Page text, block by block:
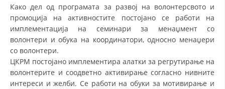
ДЕЈСТВУВАЊЕ
ПРИРАЧНИЦИ
СТРАТЕГИИ
Како дел од програмата за развој на волонтерсвото и
промоција на активностите постојано се работи на
имплементација на семинари за менаџмент со
волонтери и обука на координатори, односно менаџери
со волонтери.
ЦКРМ постојано имплементира алатки за регрутирање на
волонтерите и соодветно активирање согласно нивните
интереси и желби. Се работи на обуки за мотивирање и